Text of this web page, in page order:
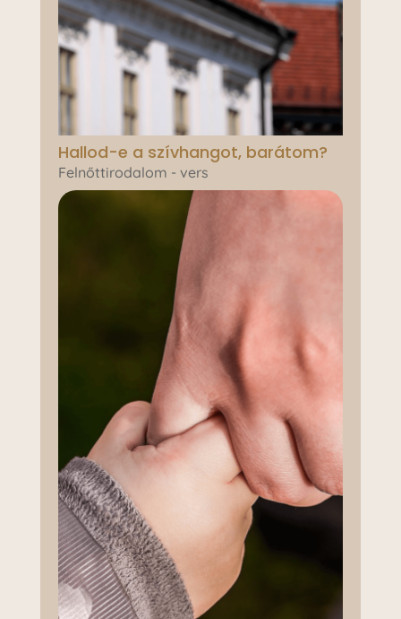
Hallod-e a szívhangot, barátom?
Felnőttirodalom - vers